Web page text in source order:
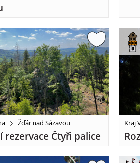
Žďár nad Sázavou
rezervace Čtyři palice
Kraj